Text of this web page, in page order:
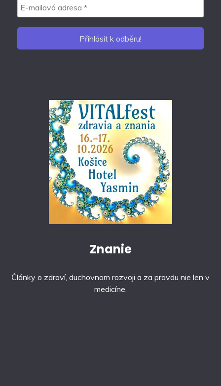
Znanie
Články o zdraví, duchovnom rozvoji a za pravdu nie len v
medicíne.